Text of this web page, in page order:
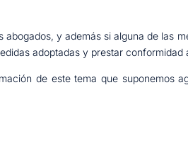
y además si alguna de las
adoptadas y prestar conformidad
de este tema que suponemos